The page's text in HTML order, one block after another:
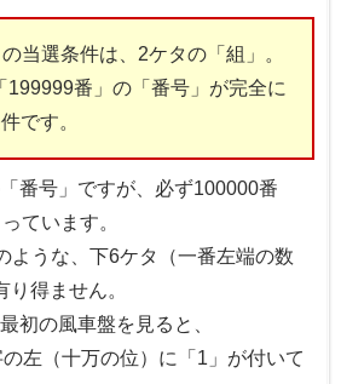
当選条件は、2ケタの「組」。
199999番」の「番号」が完全に
です。
番号」ですが、必ず100000番
ています。
ような、下6ケタ（一番左端の数
得ません。
初の風車盤を見ると、
左（十万の位）に「1」が付いて